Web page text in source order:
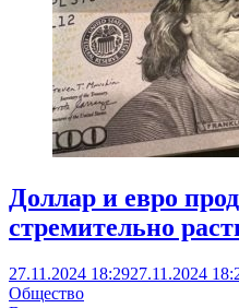
Доллар и евро
стремительно
27.11.2024 18:2927.11.2024
Общество